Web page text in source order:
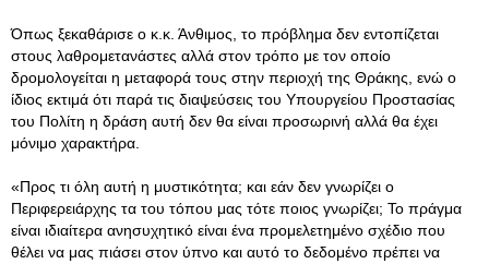
Όπως ξεκαθάρισε ο κ.κ. Άνθιμος, το πρόβλημα δεν εντοπίζεται
στους λαθρομετανάστες αλλά στον τρόπο με τον οποίο
δρομολογείται η μεταφορά τους στην περιοχή της Θράκης, ενώ ο
ίδιος εκτιμά ότι παρά τις διαψεύσεις του Υπουργείου Προστασίας
του Πολίτη η δράση αυτή δεν θα είναι προσωρινή αλλά θα έχει
μόνιμο χαρακτήρα.
«Προς τι όλη αυτή η μυστικότητα; και εάν δεν γνωρίζει ο
Περιφερειάρχης τα του τόπου μας τότε ποιος γνωρίζει; Το πράγμα
είναι ιδιαίτερα ανησυχητικό είναι ένα προμελετημένο σχέδιο που
θέλει να μας πιάσει στον ύπνο και αυτό το δεδομένο πρέπει να